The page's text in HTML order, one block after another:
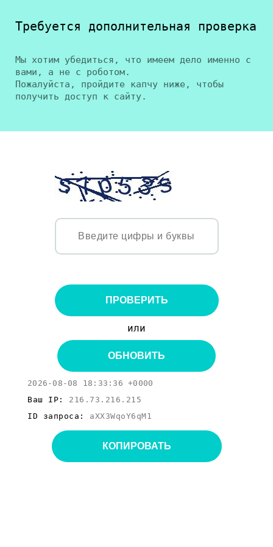
Требуется дополнительная проверка
Мы хотим убедиться, что имеем дело именно с
вами, а не с роботом.
Пожалуйста, пройдите капчу ниже, чтобы
получить доступ к сайту.
ПРОВЕРИТЬ
или
ОБНОВИТЬ
2026-08-08 18:33:36 +0000
Ваш IP: 216.73.216.215
ID запроса: aXX3WqoY6qM1
КОПИРОВАТЬ